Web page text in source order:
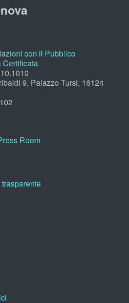
con il Pubblico
Certificata
9, Palazzo Tursi, 16124
Room